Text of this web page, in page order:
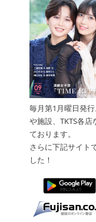
毎月第1月曜日発
や施設、TKTS各
ております。
さらに下記サイト
した！